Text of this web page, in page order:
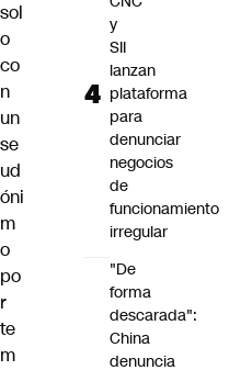
sol
o
co
n
un
se
ud
óni
m
o
po
r
te
m
y
SII
lanzan
plataforma
para
denunciar
negocios
de
funcionamiento
irregular
"De
forma
descarada":
China
denuncia